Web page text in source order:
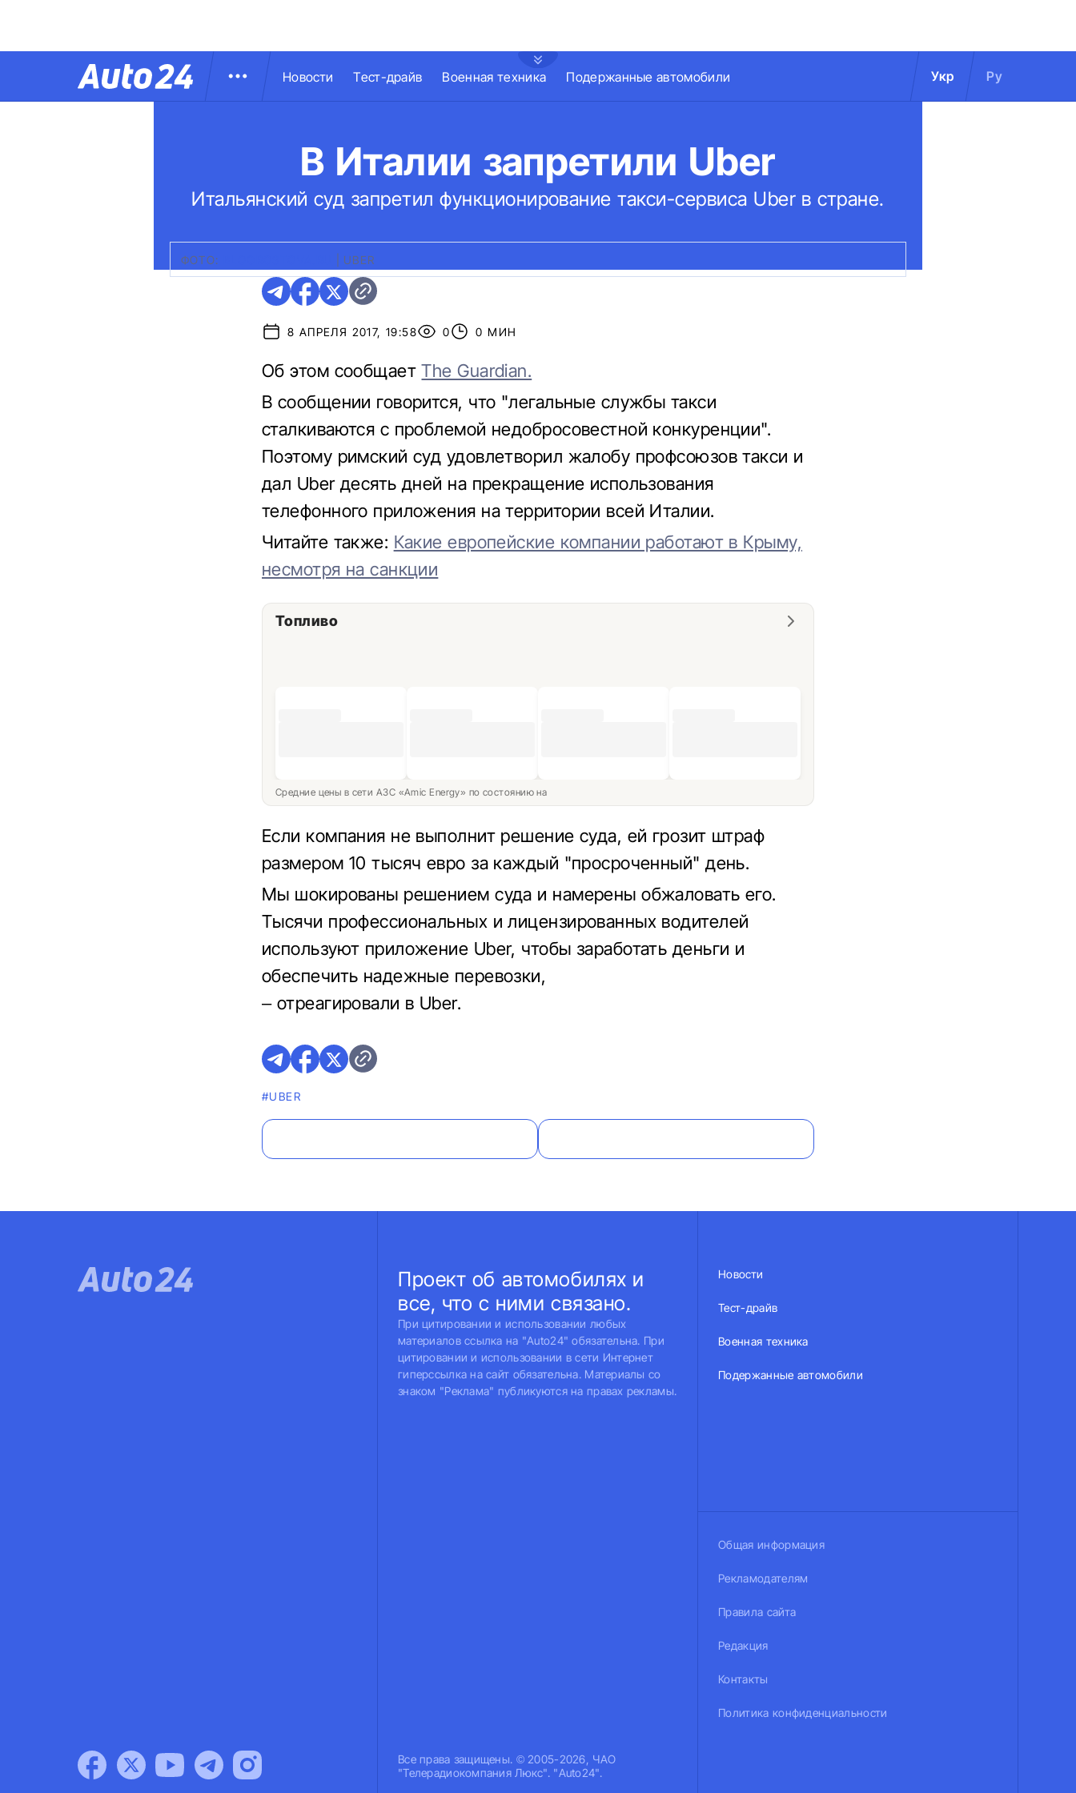
Новости Тест-драйв Военная техника Подержанные автомобили Укр Ру
В Италии запретили Uber
Итальянский суд запретил функционирование такси-сервиса Uber в стране.
ФОТО: UBER
8 АПРЕЛЯ 2017, 19:58 0 0 МИН
Об этом сообщаетThe Guardian.
В сообщении говорится, что "легальные службы такси
сталкиваются с проблемой недобросовестной конкуренции".
Поэтому римский суд удовлетворил жалобу профсоюзов такси и
дал Uber десять дней на прекращение использования
телефонного приложения на территории всей Италии.
Читайте также: Какие европейские компании работают в Крыму,
несмотря на санкции
Топливо
Средние цены в сети АЗС «Amic Energy» по состоянию на
Если компания не выполнит решение суда, ей грозит штраф
размером 10 тысяч евро за каждый "просроченный" день.
Мы шокированы решением суда и намерены обжаловать его.
Тысячи профессиональных и лицензированных водителей
используют приложение Uber, чтобы заработать деньги и
обеспечить надежные перевозки,
– отреагировали в Uber.
#UBER
Проект об автомобилях и
все, что с ними связано.
При цитировании и использовании любых
материалов ссылка на "Auto24" обязательна. При
цитировании и использовании в сети Интернет
гиперссылка на сайт обязательна. Материалы со
знаком "Реклама" публикуются на правах рекламы.
Все права защищены. © 2005-2026, ЧАО
"Телерадиокомпания Люкс". "Auto24".
Новости
Тест-драйв
Военная техника
Подержанные автомобили
Общая информация
Рекламодателям
Правила сайта
Редакция
Контакты
Политика конфиденциальности